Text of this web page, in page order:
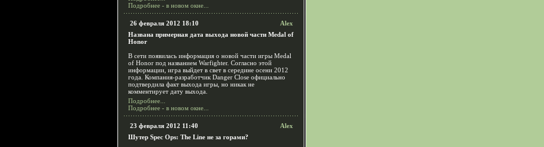
Подробнее - в новом окне...
26 февраля 2012 18:10
Alex
Названа примерная дата выхода новой части Medal of
Honor
В сети появилась информация о новой части игры Medal
of Honor под названием Warfighter. Согласно этой
информации, игра выйдет в свет в середине осени 2012
года. Компания-разработчик Danger Close официально
подтвердила факт выхода игры, но никак не
комментирует дату выхода.
Подробнее...
Подробнее - в новом окне...
23 февраля 2012 11:40
Alex
Шутер Spec Ops: The Line не за горами?